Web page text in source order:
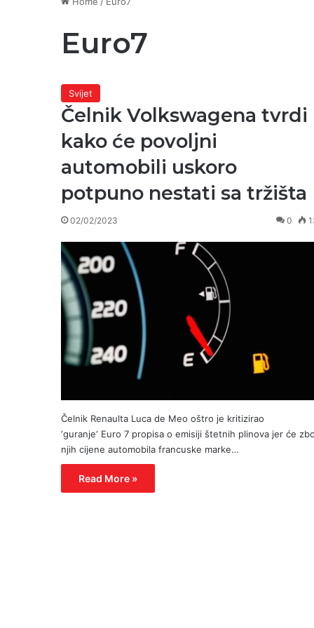
Euro7
Svijet
Čelnik Volkswagena tvrdi
kako će povoljni
automobili uskoro
potpuno nestati sa tržišta
02/02/2023 0
Čelnik Renaulta Luca de Meo oštro je kritizirao
‘guranje‘ Euro 7 propisa o emisiji štetnih plinova jer će
njih cijene automobila francuske marke…
Read More »